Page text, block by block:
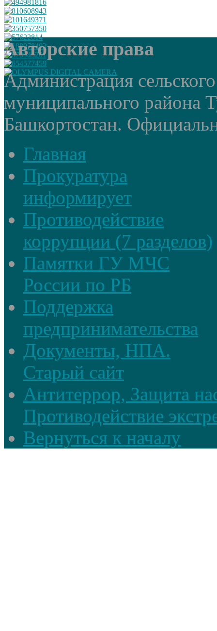
Авторские права
Администрация
муниципального района
Башкортостан.
Главная
Прокуратура
информирует
Противодействие
коррупции (7 разделов)
Памятки ГУ МЧС
России по РБ
Поддержка
предпринимательства
Документы, НПА.
Старый сайт
Антитеррор, Защита
Противодействие
Вернуться к началу